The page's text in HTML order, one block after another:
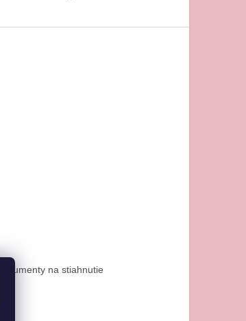
Dokumenty na stiahnutie